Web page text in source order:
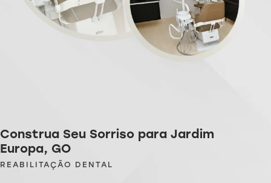
Construa Seu Sorriso para Jardim
Europa, GO
REABILITAÇÃO DENTAL